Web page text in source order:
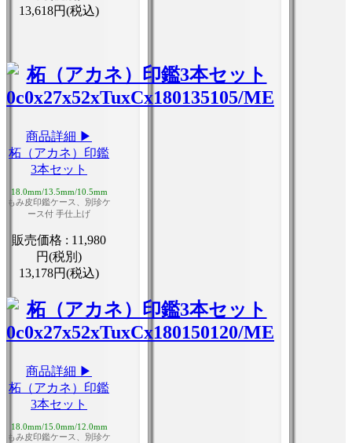
13,618円(税込)
商品詳細 ▶
柘（アカネ）印鑑
3本セット
18.0mm/13.5mm/10.5mm
もみ皮印鑑ケース、別珍ケ
ース付 手仕上げ
販売価格 : 11,980
円(税別)
13,178円(税込)
商品詳細 ▶
柘（アカネ）印鑑
3本セット
18.0mm/15.0mm/12.0mm
もみ皮印鑑ケース、別珍ケ